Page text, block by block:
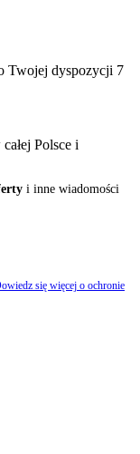
Twojej dyspozycji 7
Polsce i
i inne wiadomości
się więcej o ochronie